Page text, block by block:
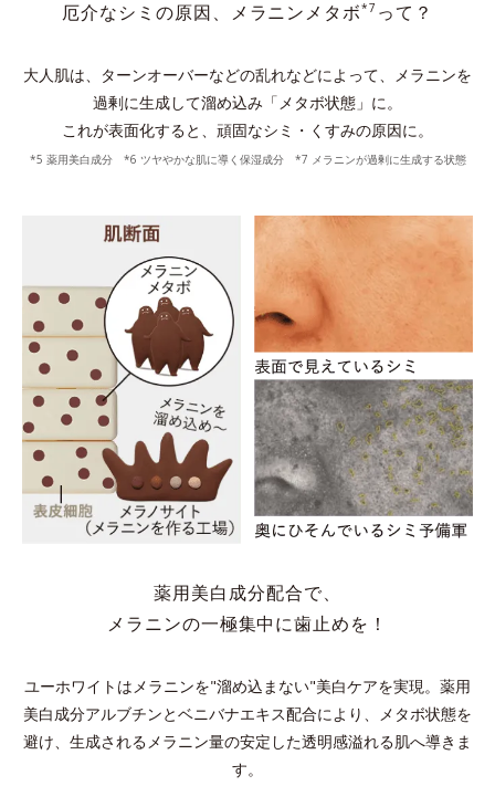
厄介なシミの原因、メラニンメタボ*7 って？
大人肌は、ターンオーバーなどの乱れなどによって、メラニンを
過剰に生成して溜め込み「メタボ状態」に。
これが表面化すると、頑固なシミ・くすみの原因に。
*5 薬用美白成分 *6 ツヤやかな肌に導く保湿成分 *7 メラニンが過剰に生成する状態
薬用美白成分配合で、
メラニンの一極集中に歯止めを！
ユーホワイトはメラニンを"溜め込まない"美白ケアを実現。 薬用
美白成分アルブチンとベニバナエキス配合により、メタボ状態を
避け、 生成されるメラニン量の安定した透明感溢れる肌へ導きま
す。